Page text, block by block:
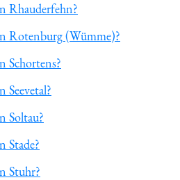
Rhauderfehn?
Rotenburg (Wümme)?
Schortens?
Seevetal?
Soltau?
Stade?
Stuhr?